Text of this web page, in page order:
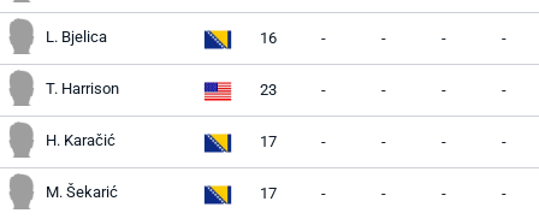
L. Bjelica 16 - - - -
T. Harrison 23 - - - -
H. Karačić 17 - - - -
M. Šekarić 17 - - - -